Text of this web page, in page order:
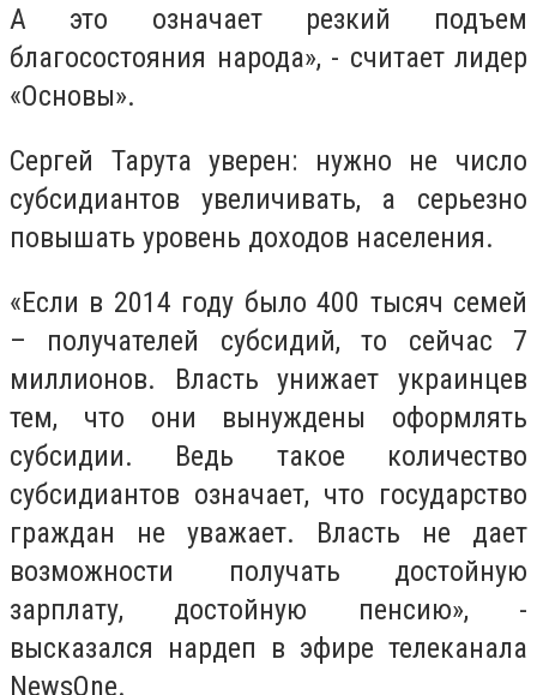
А это означает резкий подъем
благосостояния народа», - считает лидер
«Основы».
Сергей Тарута уверен: нужно не число
субсидиантов увеличивать, а серьезно
повышать уровень доходов населения.
«Если в 2014 году было 400 тысяч семей
– получателей субсидий, то сейчас 7
миллионов. Власть унижает украинцев
тем, что они вынуждены оформлять
субсидии. Ведь такое количество
субсидиантов означает, что государство
граждан не уважает. Власть не дает
возможности получать достойную
зарплату, достойную пенсию», -
высказался нардеп в эфире телеканала
NewsOne.